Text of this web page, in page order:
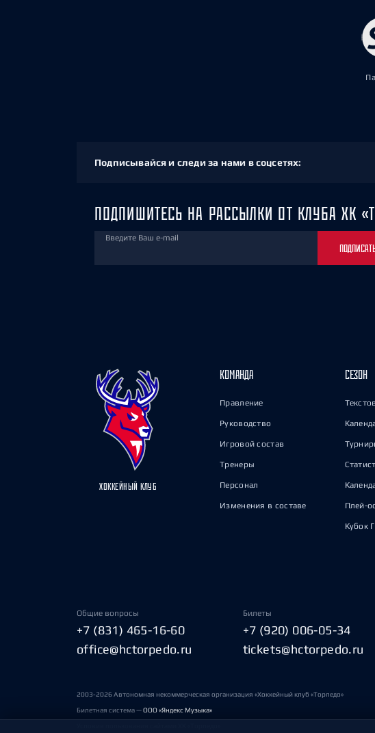
Подписывайся и следи за нами в соцсетях:
ПОДПИШИТЕСЬ НА РАССЫЛКИ ОТ КЛУБА ХК
Введите Ваш e-mail
ХОККЕЙНЫЙ КЛУБ
КОМАНДА
Правление
Руководство
Игровой состав
Тренеры
Персонал
Изменения в составе
СЕЗОН
Плей-
Кубок
Общие вопросы
+7 (831) 465-16-60
office@hctorpedo.ru
Билеты
+7 (920) 006-05-34
tickets@hctorpedo.ru
2003-2026 Автономная некоммерческая организация «Хоккейный клуб «Торпедо»
Билетная система —ООО «Яндекс Музыка»